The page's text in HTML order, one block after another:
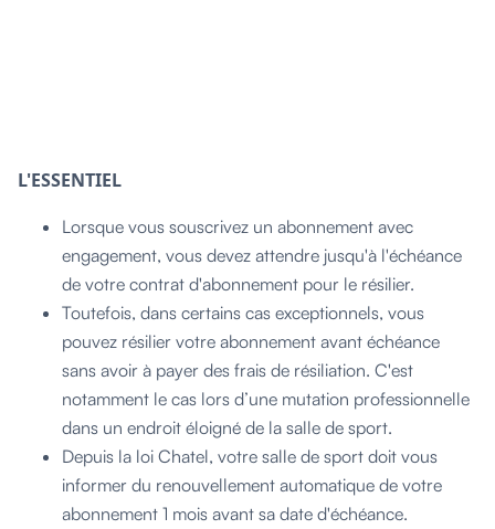
L'ESSENTIEL
Lorsque vous souscrivez un abonnement avec
engagement, vous devez attendre jusqu'à l'échéance
de votre contrat d'abonnement pour le résilier.
Toutefois, dans certains cas exceptionnels, vous
pouvez résilier votre abonnement avant échéance
sans avoir à payer des frais de résiliation. C'est
notamment le cas lors d’une mutation professionnelle
dans un endroit éloigné de la salle de sport.
Depuis la loi Chatel, votre salle de sport doit vous
informer du renouvellement automatique de votre
abonnement 1 mois avant sa date d'échéance.